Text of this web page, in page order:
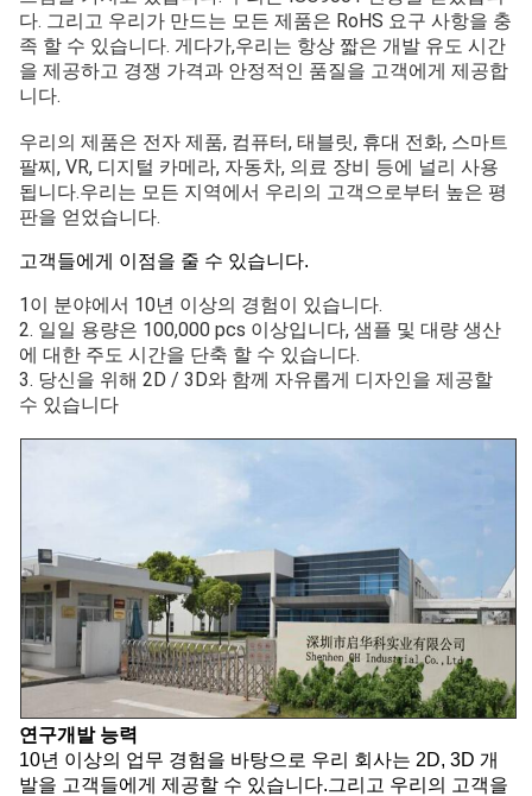
다. 그리고 우리가 만드는 모든 제품은 RoHS 요구 사항을 충
족 할 수 있습니다. 게다가,우리는 항상 짧은 개발 유도 시간
을 제공하고 경쟁 가격과 안정적인 품질을 고객에게 제공합
니다.
우리의 제품은 전자 제품, 컴퓨터, 태블릿, 휴대 전화, 스마트
팔찌, VR, 디지털 카메라, 자동차, 의료 장비 등에 널리 사용
됩니다.우리는 모든 지역에서 우리의 고객으로부터 높은 평
판을 얻었습니다.
고객들에게 이점을 줄 수 있습니다.
1이 분야에서 10년 이상의 경험이 있습니다.
2. 일일 용량은 100,000 pcs 이상입니다, 샘플 및 대량 생산
에 대한 주도 시간을 단축 할 수 있습니다.
3. 당신을 위해 2D / 3D와 함께 자유롭게 디자인을 제공할
수 있습니다
연구개발 능력
10년 이상의 업무 경험을 바탕으로 우리 회사는 2D, 3D 개
발을 고객들에게 제공할 수 있습니다.그리고 우리의 고객을